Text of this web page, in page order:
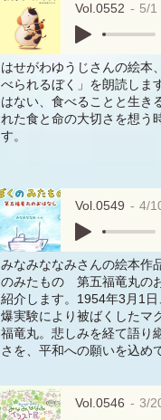
Vol.0552 5/1
はせがわゆうじさんの絵本
べられるぼく」を朗読しま
はない、食べることと生き
れた食と命の大切さを想う
す。
Vol.0549 4/
みなみななみさんの絵本作
のみたもの 第五福竜丸の
紹介します。1954年3月1
爆実験により被ばくしたマ
福竜丸。悲しみを経て語り
さを、平和への願いを込め
Vol.0546 3/